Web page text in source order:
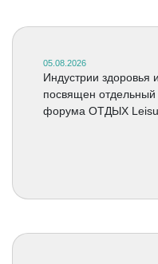
05.08.2026
Индустрии здоровья
посвящен отдельный
форума ОТДЫХ